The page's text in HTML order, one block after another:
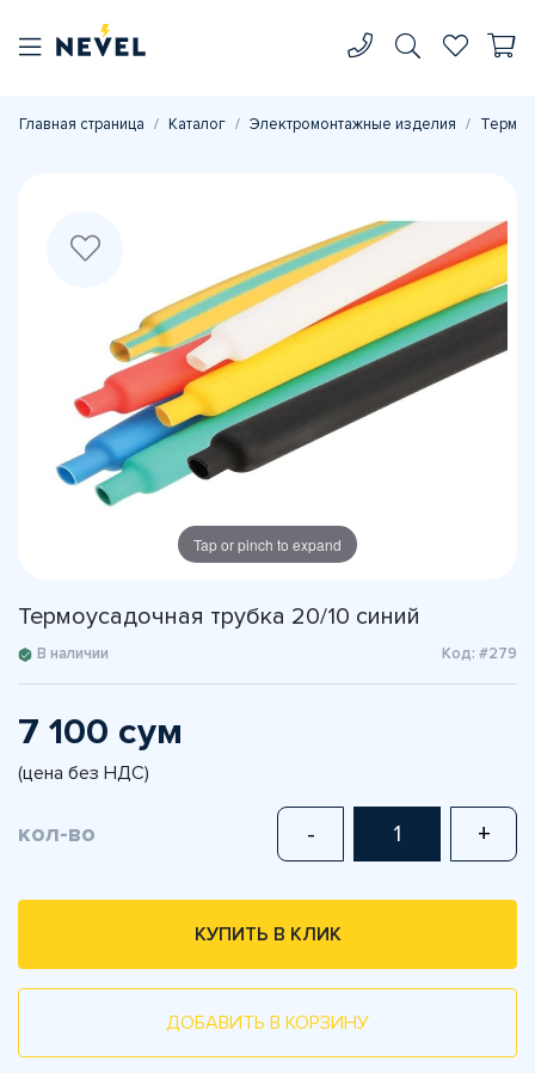
Главная страница Каталог Электромонтажные изделия
Tap or pinch to expand
Термоусадочная трубка 20/10 синий
В наличии Код: #279
7 100 сум
(цена без НДС)
кол-во - +
КУПИТЬ В КЛИК
ДОБАВИТЬ В КОРЗИНУ